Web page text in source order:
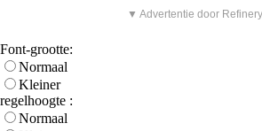
▼ Advertentie door
Font-grootte:
Normaal
Kleiner
regelhoogte :
Normaal